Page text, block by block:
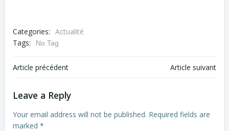
Categories: Actualité
Tags:
No Tag
Post
navigation
Article précédent Article suivant
Leave a Reply
Your email address will not be published. Required fields are
marked *